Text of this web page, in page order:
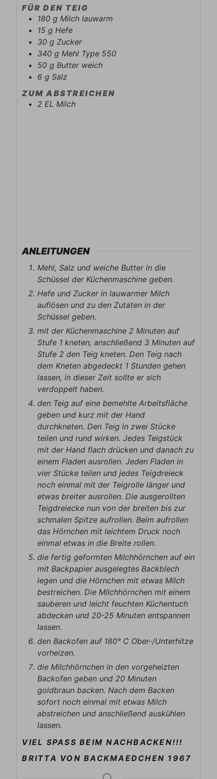
FÜR DEN TEIG
180 g Milch lauwarm
15 g Hefe
30 g Zucker
340 g Mehl Type 550
50 g Butter weich
6 g Salz
ZUM ABSTREICHEN
2 EL Milch
ANLEITUNGEN
Mehl, Salz und weiche Butter in die
Schüssel der Küchenmaschine geben.
Hefe und Zucker in lauwarmer Milch
auflösen und zu den Zutaten in der
Schüssel geben.
mit der Küchenmaschine 2 Minuten auf
Stufe 1 kneten, anschließend 3 Minuten auf
Stufe 2 den Teig kneten. Den Teig nach
dem Kneten abgedeckt 1 Stunden gehen
lassen, in dieser Zeit sollte er sich
verdoppelt haben.
den Teig auf eine bemehlte Arbeitsfläche
geben und kurz mit der Hand
durchkneten. Den Teig in zwei Stücke
teilen und rund wirken. Jedes Teigstück
mit der Hand flach drücken und danach zu
einem Fladen ausrollen. Jeden Fladen in
vier Stücke teilen und jedes Teigdreieck
noch einmal mit der Teigrolle länger und
etwas breiter ausrollen. Die ausgerollten
Teigdreiecke nun von der breiten bis zur
schmalen Spitze aufrollen. Beim aufrollen
das Hörnchen mit leichtem Druck noch
einmal etwas in die Breite rollen.
die fertig geformten Milchhörnchen auf ein
mit Backpapier ausgelegtes Backblech
legen und die Hörnchen mit etwas Milch
bestreichen. Die Milchhörnchen mit einem
sauberen und leicht feuchten Küchentuch
abdecken und 20-25 Minuten entspannen
lassen.
den Backofen auf 180° C Ober-/Unterhitze
vorheizen.
die Milchhörnchen in den vorgeheizten
Backofen geben und 20 Minuten
goldbraun backen. Nach dem Backen
sofort noch einmal mit etwas Milch
abstreichen und anschließend auskühlen
lassen.
VIEL SPASS BEIM NACHBACKEN!!!
BRITTA VON BACKMAEDCHEN 1967